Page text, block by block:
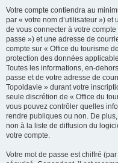
Votre compte contiendra au
par « votre nom d’utilisateur »)
de vous connecter à votre
passe ») et une adresse de
compte sur « Office du tourisme
protection des données
Toutes les informations, en-
passe et de votre adresse de
Topoldavie » durant votre
seule discrétion de « Office du
vous pouvez contrôler quelles
rendre publiques ou non. De
non à la liste de diffusion du
votre compte.
Votre mot de passe est chiffré